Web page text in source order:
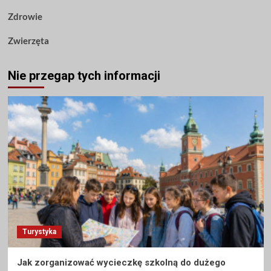
Zdrowie
Zwierzęta
Nie przegap tych informacji
Turystyka
Jak zorganizować wycieczkę szkolną do dużego